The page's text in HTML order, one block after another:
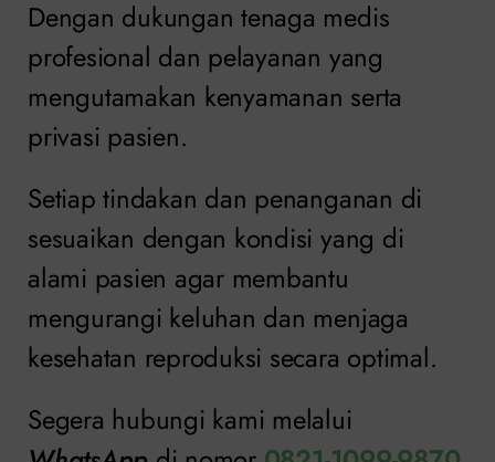
Dengan dukungan tenaga medis
profesional dan pelayanan yang
mengutamakan kenyamanan serta
privasi pasien.
Setiap tindakan dan penanganan di
sesuaikan dengan kondisi yang di
alami pasien agar membantu
mengurangi keluhan dan menjaga
kesehatan reproduksi secara optimal.
Segera hubungi kami melalui